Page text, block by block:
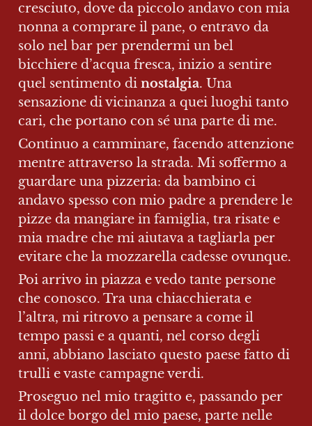
cresciuto, dove da piccolo andavo con mia
nonna a comprare il pane, o entravo da
solo nel bar per prendermi un bel
bicchiere d’acqua fresca, inizio a sentire
quel sentimento di nostalgia. Una
sensazione di vicinanza a quei luoghi tanto
cari, che portano con sé una parte di me.
Continuo a camminare, facendo attenzione
mentre attraverso la strada. Mi soffermo a
guardare una pizzeria: da bambino ci
andavo spesso con mio padre a prendere le
pizze da mangiare in famiglia, tra risate e
mia madre che mi aiutava a tagliarla per
evitare che la mozzarella cadesse ovunque.
Poi arrivo in piazza e vedo tante persone
che conosco. Tra una chiacchierata e
l’altra, mi ritrovo a pensare a come il
tempo passi e a quanti, nel corso degli
anni, abbiano lasciato questo paese fatto di
trulli e vaste campagne verdi.
Proseguo nel mio tragitto e, passando per
il dolce borgo del mio paese, parte nelle